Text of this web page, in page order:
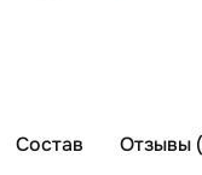
Состав
Отзывы